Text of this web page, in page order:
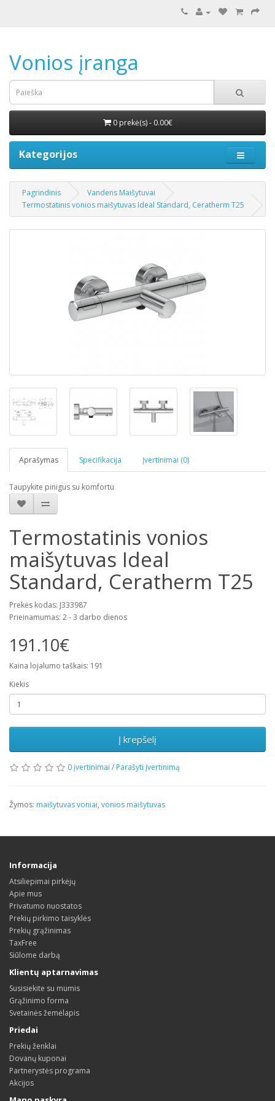
Vonios įranga
0 prekė(s) - 0.00€
Kategorijos
Pagrindinis
Vandens Maišytuvai
Termostatinis vonios maišytuvas Ideal Standard, Ceratherm T25
Aprašymas Specifikacija Įvertinimai (0)
Taupykite pinigus su komfortu
Termostatinis vonios
maišytuvas Ideal
Standard, Ceratherm T25
Prekės kodas: J333987
Prieinamumas: 2 - 3 darbo dienos
191.10€
Kaina lojalumo taškais: 191
Kiekis
Į krepšelį
0 įvertinimai / Parašyti įvertinimą
Žymos: maišytuvas voniai, vonios maišytuvas
Informacija
Atsiliepimai pirkėjų
Apie mus
Privatumo nuostatos
Prekių pirkimo taisyklės
Prekių grąžinimas
TaxFree
Siūlome darbą
Klientų aptarnavimas
Susisiekite su mumis
Grąžinimo forma
Svetainės žemėlapis
Priedai
Prekių ženklai
Dovanų kuponai
Partnerystės programa
Akcijos